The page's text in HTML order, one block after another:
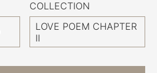
COLLECTION
LOVE POEM CHAPTER
II